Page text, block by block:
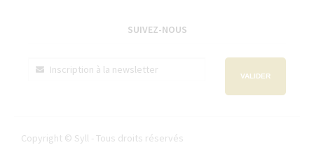
SUIVEZ-NOUS
VALIDER
Copyright © Syll - Tous droits réservés